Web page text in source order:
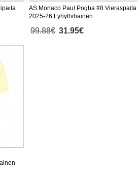
AS Monaco Paul Pogba #8 Vieraspaita
2025-26 Lyhythihainen
99.88€ 31.95€